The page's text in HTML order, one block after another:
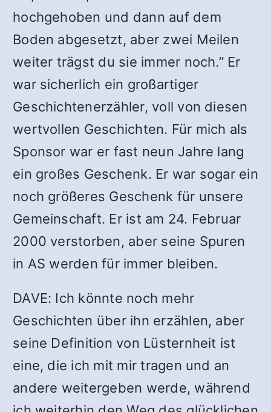
hochgehoben und dann auf dem
Boden abgesetzt, aber zwei Meilen
weiter trägst du sie immer noch.” Er
war sicherlich ein großartiger
Geschichtenerzähler, voll von diesen
wertvollen Geschichten. Für mich als
Sponsor war er fast neun Jahre lang
ein großes Geschenk. Er war sogar ein
noch größeres Geschenk für unsere
Gemeinschaft. Er ist am 24. Februar
2000 verstorben, aber seine Spuren
in AS werden für immer bleiben.
DAVE: Ich könnte noch mehr
Geschichten über ihn erzählen, aber
seine Definition von Lüsternheit ist
eine, die ich mit mir tragen und an
andere weitergeben werde, während